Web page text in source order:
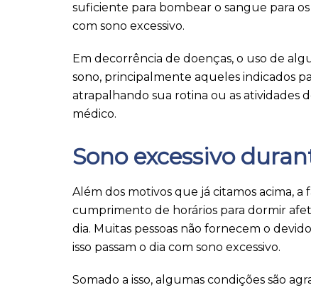
suficiente para bombear o sangue para
com sono excessivo.
Em decorrência de doenças, o uso de
sono, principalmente aqueles indicados
atrapalhando sua rotina ou as atividades
médico.
Sono excessivo
Além dos motivos que já citamos acima,
cumprimento de horários para dormir
dia. Muitas pessoas não fornecem o
isso passam o dia com sono excessivo.
Somado a isso, algumas condições são